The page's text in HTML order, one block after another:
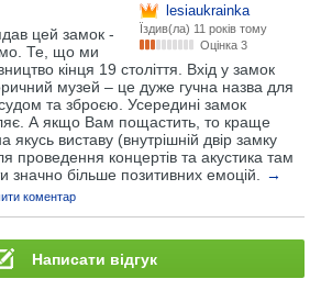
lesiaukrainka
Їздив(ла) 11 років тому
Оцінка 3
цей замок -
Те, що ми
кінця 19 століття. Вхід у замок
музей – це дуже гучна назва для
та зброєю. Усередині замок
А якщо Вам пощастить, то краще
якусь виставу (внутрішній двір замку
проведення концертів та акустика там
значно більше позитивних емоцій.
→
коментар
Написати відгук